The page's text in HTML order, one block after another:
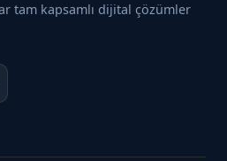
tam kapsamlı dijital çözümler